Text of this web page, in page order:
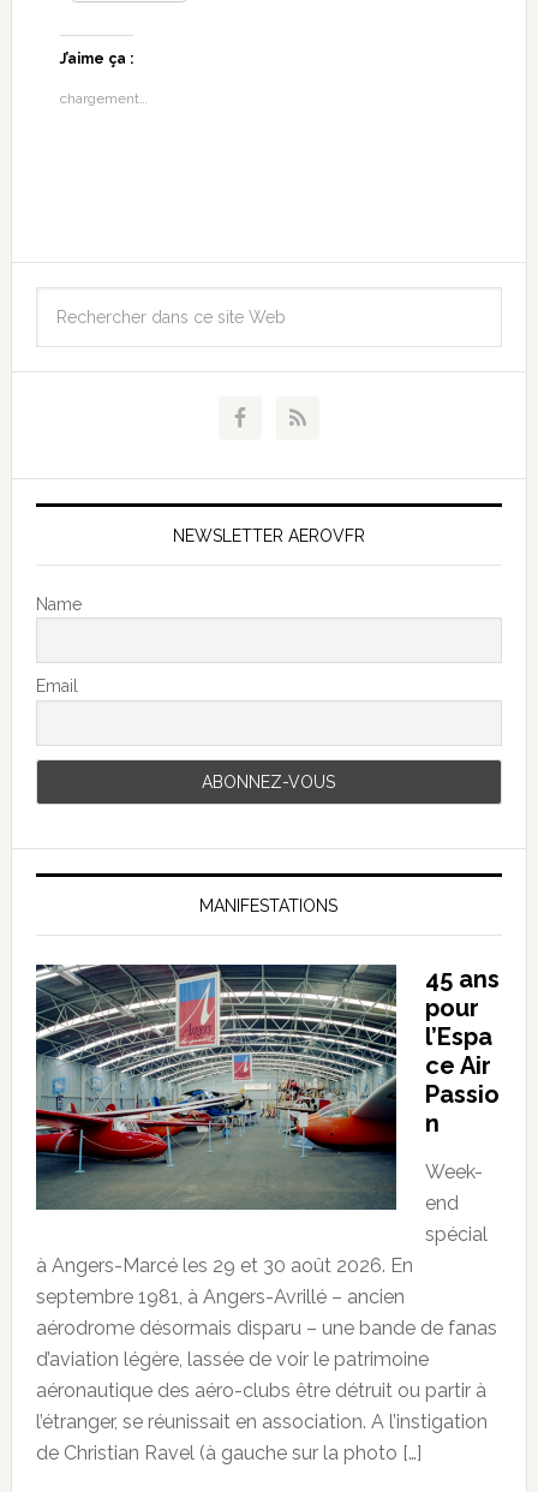
J’aime ça :
chargement…
NEWSLETTER AEROVFR
Name
Email
MANIFESTATIONS
45 ans
pour
l’Espa
ce Air
Passio
n
Week-
end
spécial
à Angers-Marcé les 29 et 30 août 2026. En
septembre 1981, à Angers-Avrillé – ancien
aérodrome désormais disparu – une bande de fanas
d’aviation légère, lassée de voir le patrimoine
aéronautique des aéro-clubs être détruit ou partir à
l’étranger, se réunissait en association. A l’instigation
de Christian Ravel (à gauche sur la photo […]